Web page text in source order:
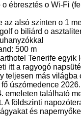
ébresztés o Wi-Fi
az alsó szinten o 1
o biliárd o
500 m
Tenerife
itt a ragyogó
teljesen más
úszómedence
emeleten található
A földszinti
és